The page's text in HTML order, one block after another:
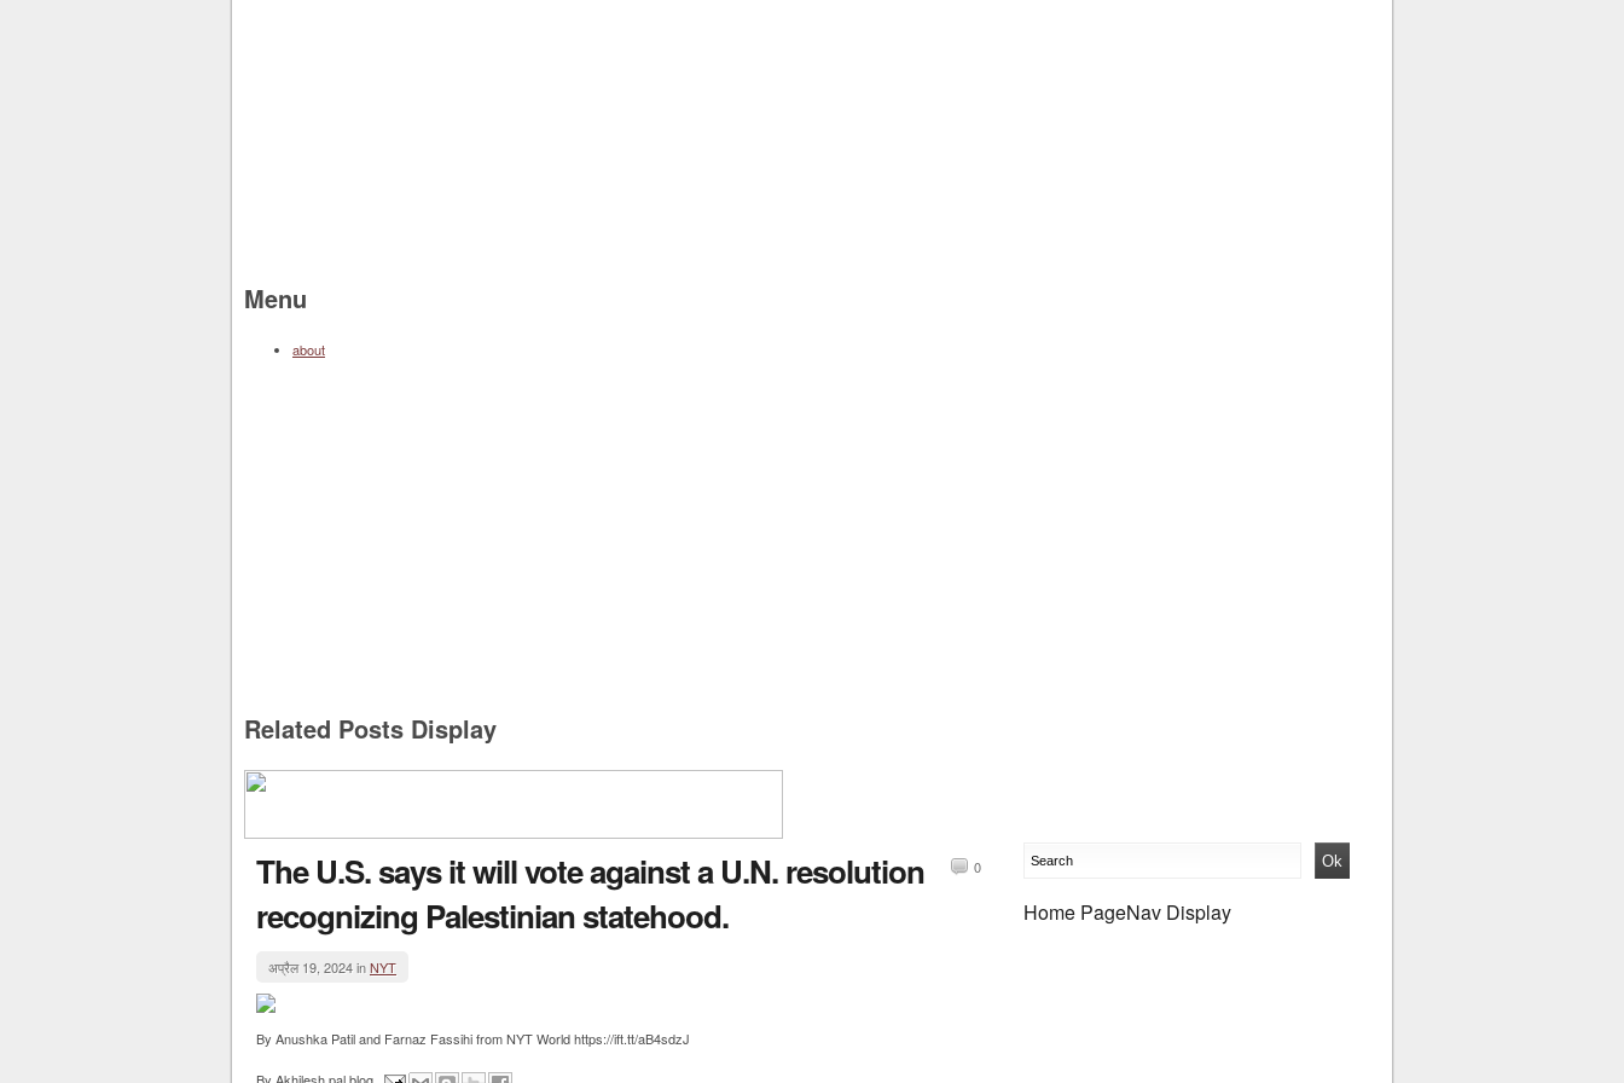
Menu
about
Related Posts Display
The U.S. says it will vote against a U.N. resolution
recognizing Palestinian statehood.
0
अप्रैल 19, 2024 inNYT
By Anushka Patil and Farnaz Fassihi from NYT World https://ift.tt/aB4sdzJ
Home PageNav Display